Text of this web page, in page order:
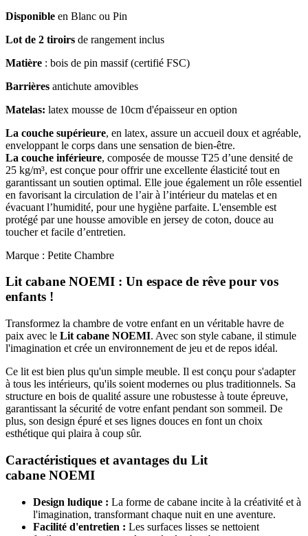
Disponible en Blanc ou Pin
Lot de 2 tiroirs de rangement inclus
Matière : bois de pin massif (certifié FSC)
Barrières antichute amovibles
Matelas: latex mousse de 10cm d'épaisseur en option
La couche supérieure, en latex, assure un accueil doux et agréable,
enveloppant le corps dans une sensation de bien-être.
La couche inférieure, composée de mousse T25 d’une densité de
25 kg/m³, est conçue pour offrir une excellente élasticité tout en
garantissant un soutien optimal. Elle joue également un rôle essentiel
en favorisant la circulation de l’air à l’intérieur du matelas et en
évacuant l’humidité, pour une hygiène parfaite. L'ensemble est
protégé par une housse amovible en jersey de coton, douce au
toucher et facile d’entretien.
Marque : Petite Chambre
Lit cabane NOEMI : Un espace de rêve pour vos
enfants !
Transformez la chambre de votre enfant en un véritable havre de
paix avec le Lit cabane NOEMI. Avec son style cabane, il stimule
l'imagination et crée un environnement de jeu et de repos idéal.
Ce lit est bien plus qu'un simple meuble. Il est conçu pour s'adapter
à tous les intérieurs, qu'ils soient modernes ou plus traditionnels. Sa
structure en bois de qualité assure une robustesse à toute épreuve,
garantissant la sécurité de votre enfant pendant son sommeil. De
plus, son design épuré et ses lignes douces en font un choix
esthétique qui plaira à coup sûr.
Caractéristiques et avantages du Lit
cabane NOEMI
Design ludique : La forme de cabane incite à la créativité et à
l'imagination, transformant chaque nuit en une aventure.
Facilité d'entretien : Les surfaces lisses se nettoient